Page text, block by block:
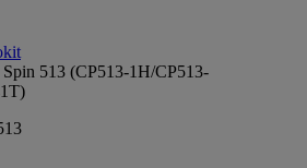
513 (CP513-1H/CP513-